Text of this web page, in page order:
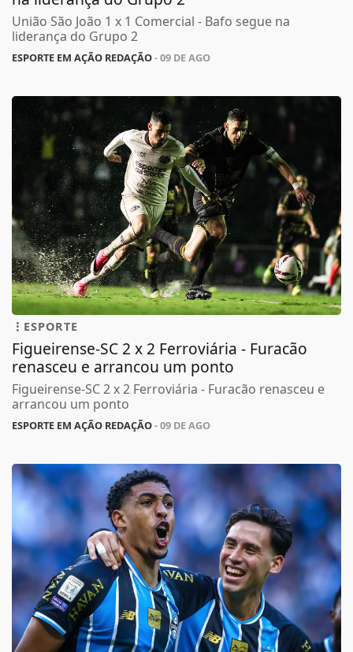
União São João 1 x 1 Comercial - Bafo segue na
liderança do Grupo 2
ESPORTE EM AÇÃO REDAÇÃO- 09 DE AGO
ESPORTE
Figueirense-SC 2 x 2 Ferroviária - Furacão
renasceu e arrancou um ponto
Figueirense-SC 2 x 2 Ferroviária - Furacão renasceu e
arrancou um ponto
ESPORTE EM AÇÃO REDAÇÃO- 09 DE AGO